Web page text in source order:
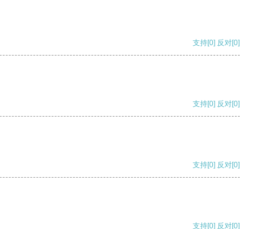
支持[0] 反对[0]
支持[0] 反对[0]
支持[0] 反对[0]
支持[0] 反对[0]